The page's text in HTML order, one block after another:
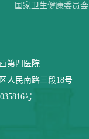
国家卫生健康委员会
第四医院
人民南路三段18号
号